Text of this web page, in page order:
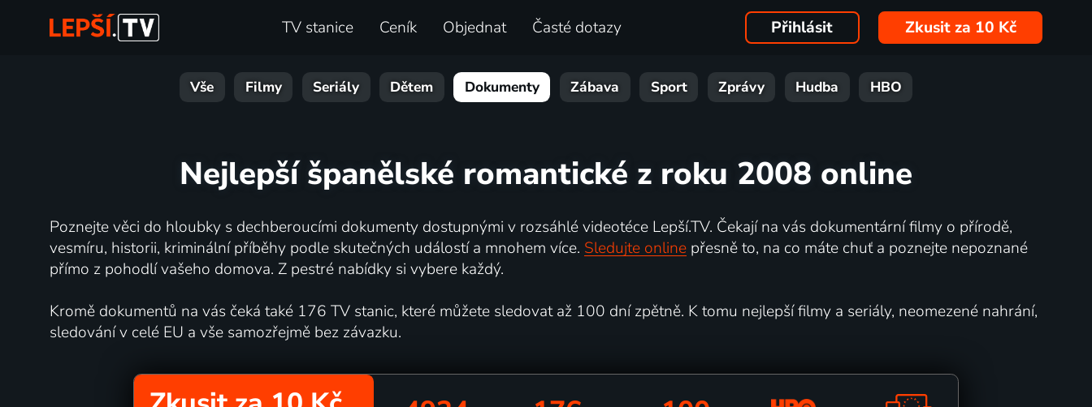
TV stanice Ceník Objednat Časté dotazy Přihlásit Zkusit za 10 Kč
Vše Filmy Seriály Dětem Dokumenty Zábava Sport Zprávy Hudba HBO
Nejlepší španělské romantické z roku 2008 online
Poznejte věci do hloubky s dechberoucími dokumenty dostupnými v rozsáhlé videotéce Lepší.TV. Čekají na vás dokumentární filmy o přírodě,
vesmíru, historii, kriminální příběhy podle skutečných událostí a mnohem více. Sledujte onlinepřesně to, na co máte chuť a poznejte nepoznané
přímo z pohodlí vašeho domova. Z pestré nabídky si vybere každý.
Kromě dokumentů na vás čeká také 176 TV stanic, které můžete sledovat až 100 dní zpětně. K tomu nejlepší filmy a seriály, neomezené nahrání,
sledování v celé EU a vše samozřejmě bez závazku.